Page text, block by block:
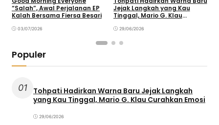
“Salah”, Awal Perjalanan EP
Kalah Bersama Fiersa Besari
03/07/2026
Jejak Langkah yang Kau
Tinggal, Mario G. Klau
29/06/2026
Populer
01
Tohpati Hadirkan Warna Baru Jejak Langkah
yang Kau Tinggal, Mario G. Klau Curahkan Emosi
29/06/2026